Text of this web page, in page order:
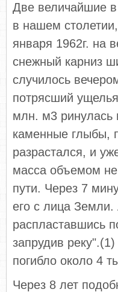
Две величайшие
в нашем
января 1962г. на
снежный карниз
случилось
потрясший
млн. м3 ринулась
каменные глыбы,
разрастался, и
масса объемом
пути. Через 7
его с лица
распластавшись
запрудив
погибло около 4
Через 8 лет